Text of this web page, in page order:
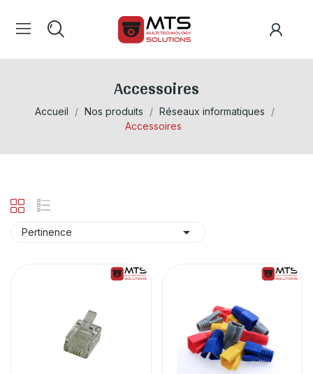
Accessoires
Accueil Nos produits
Réseaux informatiques
Accessoires
Pertinence 